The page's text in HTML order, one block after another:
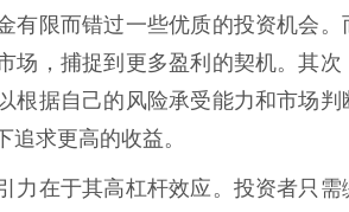
有限而错过一些优质的投资机会
场，捕捉到更多盈利的契机。其
根据自己的风险承受能力和市场
求更高的收益。
力在于其高杠杆效应。投资者只